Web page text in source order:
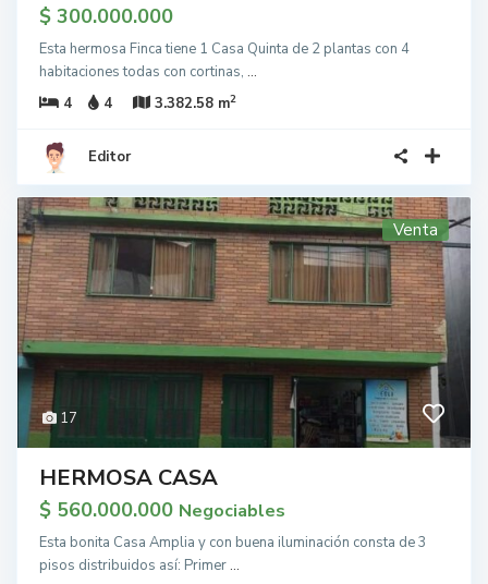
$ 300.000.000
Esta hermosa Finca tiene 1 Casa Quinta de 2 plantas con 4
habitaciones todas con cortinas, ...
4
4 3.382.58 m2
Editor
17
Venta
HERMOSA CASA
$ 560.000.000 Negociables
Esta bonita Casa Amplia y con buena iluminación consta de 3
pisos distribuidos así: Primer...